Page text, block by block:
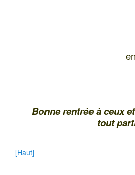
Bonne rentrée à ceux
tout
[Haut]